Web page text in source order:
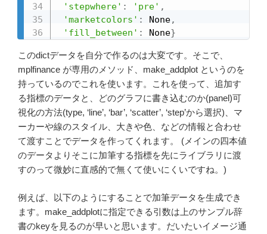
'stepwhere' : 'pre' ,
'marketcolors' : None,
'fill_between' : None}
このdictデータを自分で作るのは大変です。そこで、
mplfinance が専用のメソッド、make_addplot というのを
持っているのでこれを使います。これを使って、追加す
る指標のデータと、どのグラフに書き込むのか(panel)可
視化の方法(type, ‘line’, ‘bar’, ‘scatter’, ‘step’から選択)、マ
ーカーや線のスタイル、大きや色、などの情報と合わせ
て渡すことでデータを作ってくれます。 (メインの四本値
のデータよりそこに加筆する指標を先にライブラリに渡
すのって微妙に直感的で無くて使いにくいですね。)
例えば、以下のようにすることで加筆データを生成でき
ます。make_addplotに指定できる引数は上のサンプル辞
書のkeyを見るのが早いと思います。だいたいイメージ通